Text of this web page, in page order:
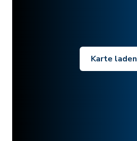
Karte laden